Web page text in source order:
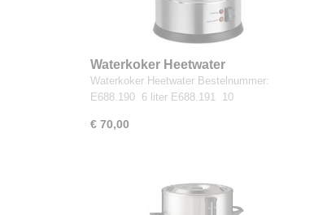
Waterkoker Heetwater
Waterkoker Heetwater Bestelnummer:
E688.190 6 liter E688.191 10
€ 70,00